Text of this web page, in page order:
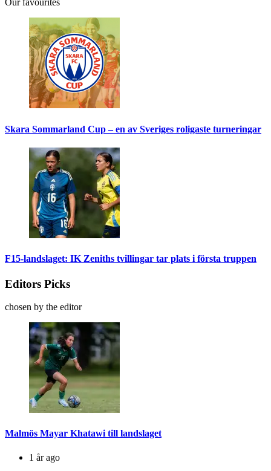
Our favourites
Skara Sommarland Cup – en av Sveriges roligaste turneringar
F15-landslaget: IK Zeniths tvillingar tar plats i första truppen
Editors Picks
chosen by the editor
Malmös Mayar Khatawi till landslaget
1 år ago